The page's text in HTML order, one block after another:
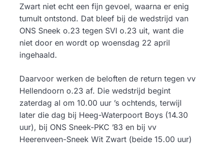
Zwart niet echt een fijn gevoel, waarna er enig
tumult ontstond. Dat bleef bij de wedstrijd van
ONS Sneek o.23 tegen SVI o.23 uit, want die
niet door en wordt op woensdag 22 april
ingehaald.
Daarvoor werken de beloften de return tegen vv
Hellendoorn o.23 af. Die wedstrijd begint
zaterdag al om 10.00 uur ’s ochtends, terwijl
later die dag bij Heeg-Waterpoort Boys (14.30
uur), bij ONS Sneek-PKC ’83 en bij vv
Heerenveen-Sneek Wit Zwart (beide 15.00 uur)